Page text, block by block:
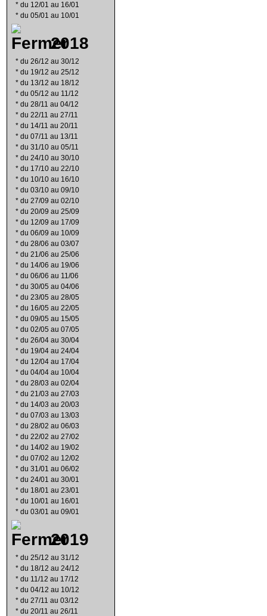
* du 12/01 au 16/01
* du 05/01 au 10/01
2018
* du 26/12 au 30/12
* du 19/12 au 25/12
* du 13/12 au 18/12
* du 05/12 au 11/12
* du 28/11 au 04/12
* du 22/11 au 27/11
* du 14/11 au 20/11
* du 07/11 au 13/11
* du 31/10 au 05/11
* du 24/10 au 30/10
* du 17/10 au 22/10
* du 10/10 au 16/10
* du 03/10 au 09/10
* du 27/09 au 02/10
* du 20/09 au 25/09
* du 12/09 au 17/09
* du 06/09 au 10/09
* du 28/06 au 03/07
* du 21/06 au 25/06
* du 14/06 au 19/06
* du 06/06 au 11/06
* du 30/05 au 04/06
* du 23/05 au 28/05
* du 16/05 au 22/05
* du 09/05 au 15/05
* du 02/05 au 07/05
* du 26/04 au 30/04
* du 19/04 au 24/04
* du 12/04 au 17/04
* du 04/04 au 10/04
* du 28/03 au 02/04
* du 21/03 au 27/03
* du 14/03 au 20/03
* du 07/03 au 13/03
* du 28/02 au 06/03
* du 22/02 au 27/02
* du 14/02 au 19/02
* du 07/02 au 12/02
* du 31/01 au 06/02
* du 24/01 au 30/01
* du 18/01 au 23/01
* du 10/01 au 16/01
* du 03/01 au 09/01
2019
* du 25/12 au 31/12
* du 18/12 au 24/12
* du 11/12 au 17/12
* du 04/12 au 10/12
* du 27/11 au 03/12
* du 20/11 au 26/11